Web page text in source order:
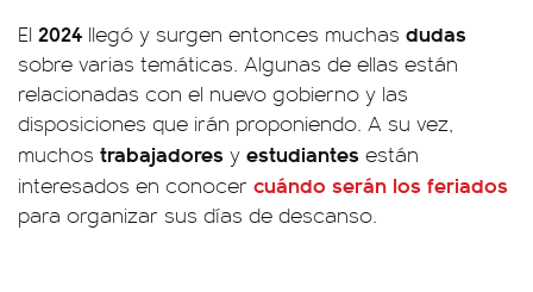
El 2024 llegó y surgen entonces muchas dudas
sobre varias temáticas. Algunas de ellas están
relacionadas con el nuevo gobierno y las
disposiciones que irán proponiendo. A su vez,
muchos trabajadores y estudiantes están
interesados en conocer cuándo serán los feriados
para organizar sus días de descanso.